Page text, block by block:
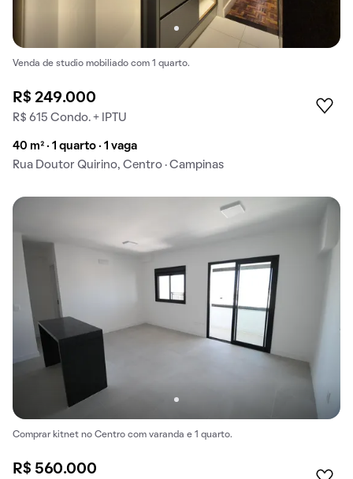
Venda de studio mobiliado com 1 quarto.
R$ 249.000
R$ 615 Condo. + IPTU
40 m² · 1 quarto · 1 vaga
Rua Doutor Quirino, Centro · Campinas
Comprar kitnet no Centro com varanda e 1 quarto.
R$ 560.000